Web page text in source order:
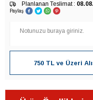
Planlanan Teslimat :
Paylaş
750 TL ve Üzeri